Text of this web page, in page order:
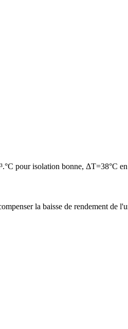
pour isolation bonne, ΔT=38°C
la baisse de rendement de